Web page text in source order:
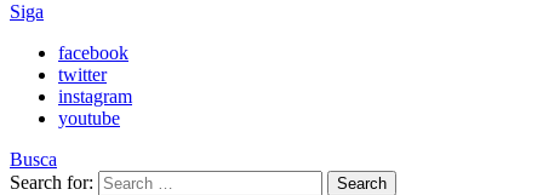
Siga
facebook
twitter
instagram
youtube
Busca
Search for:
Search